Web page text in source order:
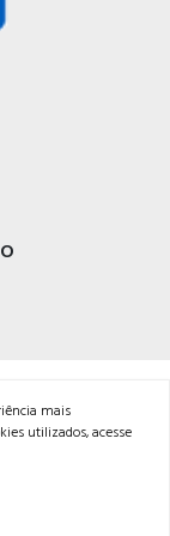
000 <br />54 3029-
mais
utilizados, acesse